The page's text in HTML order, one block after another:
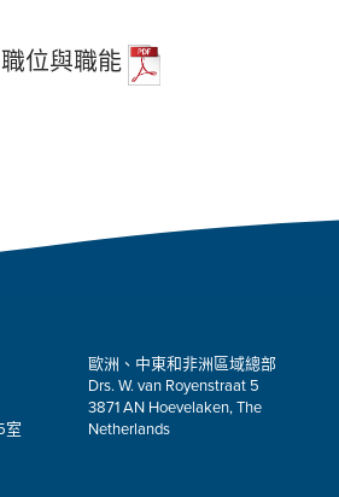
位與職能
室
歐洲、中東和非洲區域總部
Drs. W. van Royenstraat 5
3871 AN Hoevelaken, The
Netherlands